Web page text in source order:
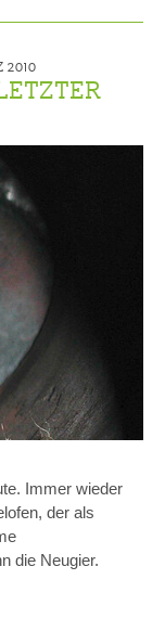
2010
Immer wieder
der als
die Neugier.